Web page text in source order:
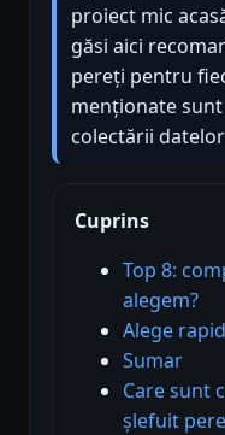
proiect mic
găsi aici
pereți pentru
menționate
colectării
Cuprins
Top 8:
alegem?
Alege rapid
Sumar
Care sunt
șlefuit